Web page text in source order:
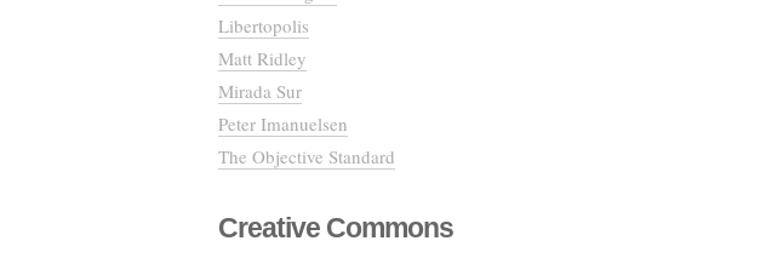
Libertopolis
Matt Ridley
Mirada Sur
Peter Imanuelsen
The Objective Standard
Creative Commons